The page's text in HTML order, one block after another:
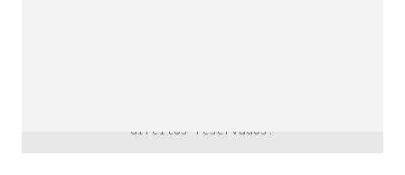
direitos reservados.